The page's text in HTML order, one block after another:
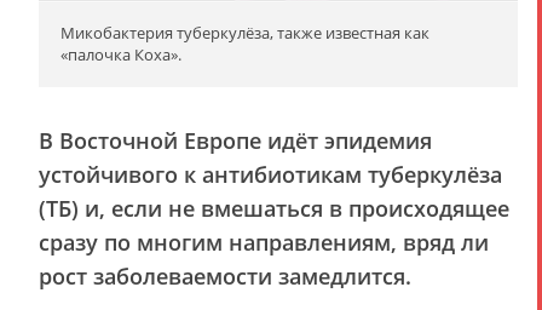
Микобактерия туберкулёза, также известная как
«палочка Коха».
В Восточной Европе идёт эпидемия
устойчивого к антибиотикам туберкулёза
(ТБ) и, если не вмешаться в происходящее
сразу по многим направлениям, вряд ли
рост заболеваемости замедлится.